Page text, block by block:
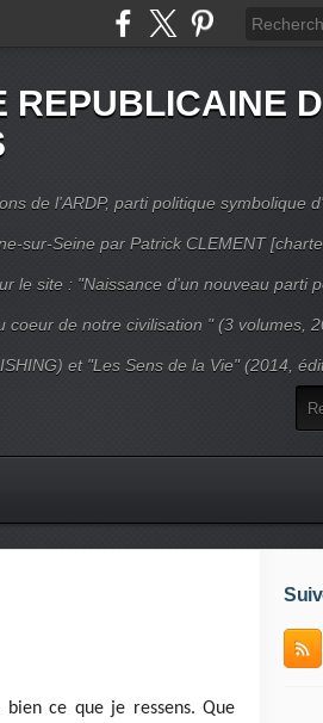
REPUBLICAINE
de l'ARDP, parti politique symbolique
sur-Seine par Patrick CLEMENT
le site : "Naissance d'un nouveau parti
coeur de notre civilisation " (3 volumes,
et "Les Sens de la Vie" (2014,
ce que je ressens. Que